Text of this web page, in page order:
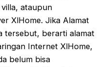
ataupun
XlHome. Jika Alamat
tersebut, berarti alamat
Internet XlHome,
belum bisa